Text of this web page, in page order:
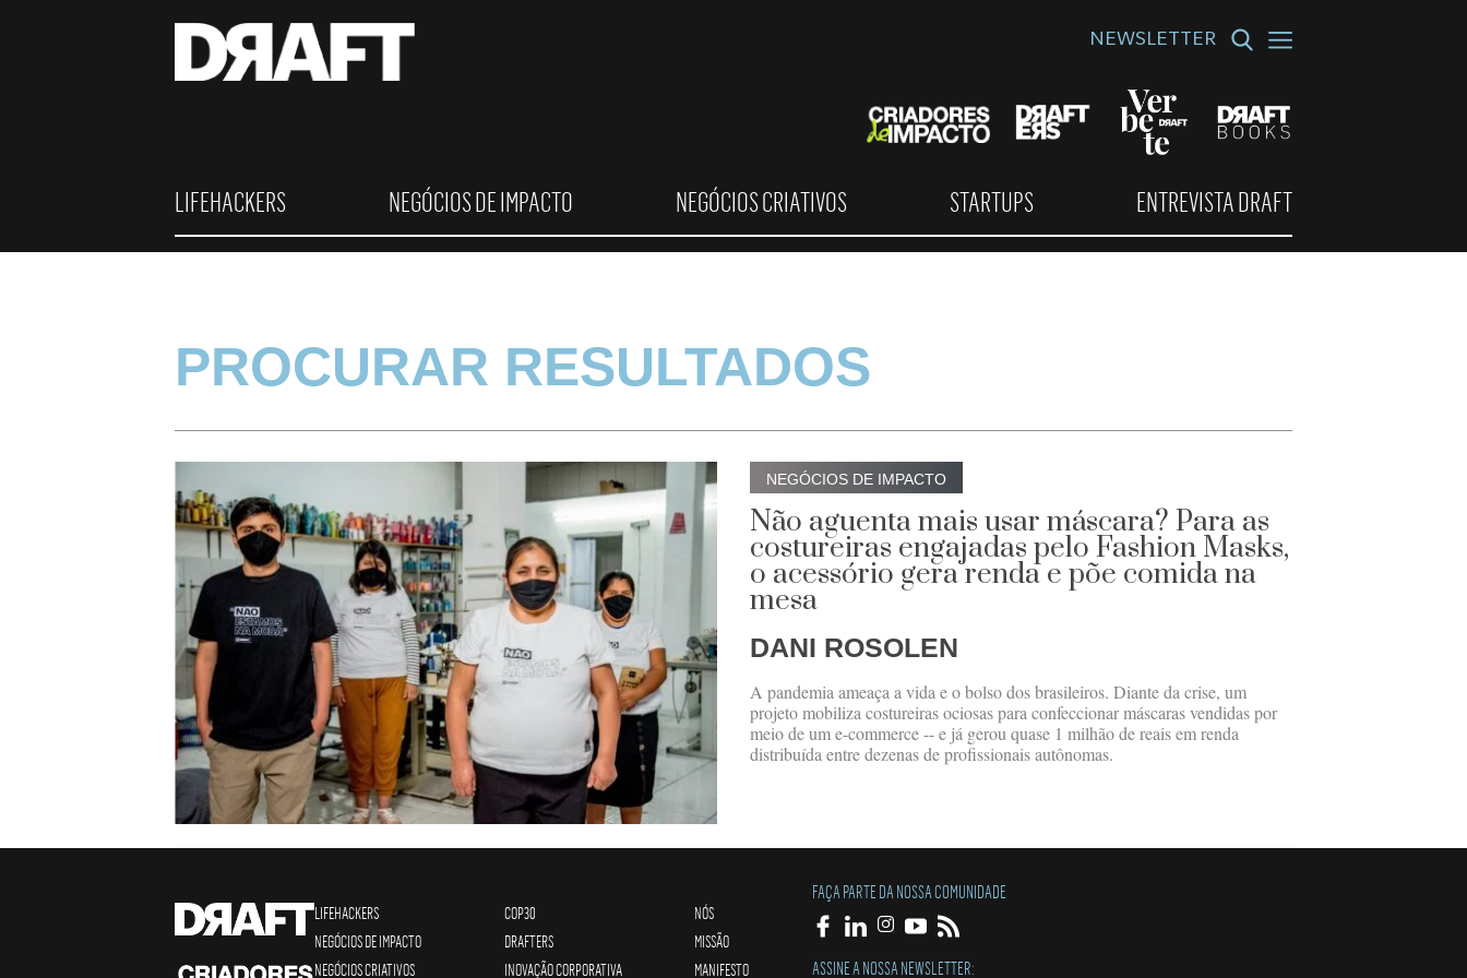
NEWSLETTER
LIFEHACKERS NEGÓCIOS DE IMPACTO NEGÓCIOS CRIATIVOS STARTUPS ENTREVISTA DRAFT
PROCURAR RESULTADOS
NEGÓCIOS DE IMPACTO
Não aguenta mais usar máscara? Para as
costureiras engajadas pelo Fashion Masks,
o acessório gera renda e põe comida na
mesa
DANI ROSOLEN
A pandemia ameaça a vida e o bolso dos brasileiros. Diante da crise, um
projeto mobiliza costureiras ociosas para confeccionar máscaras vendidas por
meio de um e-commerce -- e já gerou quase 1 milhão de reais em renda
distribuída entre dezenas de profissionais autônomas.
LIFEHACKERS
NEGÓCIOS DE IMPACTO
NEGÓCIOS CRIATIVOS
COP30
DRAFTERS
INOVAÇÃO CORPORATIVA
NÓS
MISSÃO
MANIFESTO
FAÇA PARTE DA NOSSA COMUNIDADE
ASSINE A NOSSA NEWSLETTER: